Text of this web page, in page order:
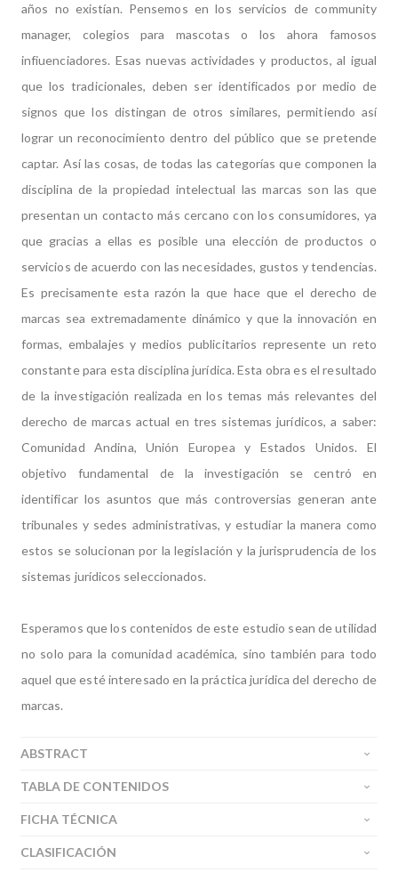
años no existían. Pensemos en los servicios de community
manager, colegios para mascotas o los ahora famosos
infiuenciadores. Esas nuevas actividades y productos, al igual
que los tradicionales, deben ser identificados por medio de
signos que los distingan de otros similares, permitiendo así
lograr un reconocimiento dentro del público que se pretende
captar. Así las cosas, de todas las categorías que componen la
disciplina de la propiedad intelectual las marcas son las que
presentan un contacto más cercano con los consumidores, ya
que gracias a ellas es posible una elección de productos o
servicios de acuerdo con las necesidades, gustos y tendencias.
Es precisamente esta razón la que hace que el derecho de
marcas sea extremadamente dinámico y que la innovación en
formas, embalajes y medios publicitarios represente un reto
constante para esta disciplina jurídica.Esta obra es el resultado
de la investigación realizada en los temas más relevantes del
derecho de marcas actual en tres sistemas jurídicos, a saber:
Comunidad Andina, Unión Europea y Estados Unidos. El
objetivo fundamental de la investigación se centró en
identificar los asuntos que más controversias generan ante
tribunales y sedes administrativas, y estudiar la manera como
estos se solucionan por la legislación y la jurisprudencia de los
sistemas jurídicos seleccionados.
Esperamos que los contenidos de este estudio sean de utilidad
no solo para la comunidad académica, sino también para todo
aquel que esté interesado en la práctica jurídica del derecho de
marcas.
ABSTRACT
TABLA DE CONTENIDOS
FICHA TÉCNICA
CLASIFICACIÓN